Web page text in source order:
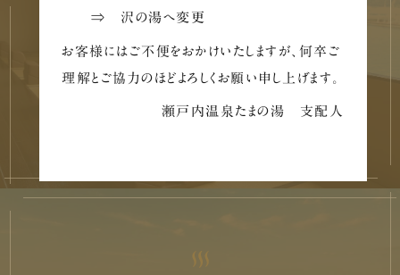
施設を巡る
FACILITY
⇒ 沢の湯へ変更
お客様にはご不便をおかけいたしますが、何卒ご
理解とご協力のほどよろしくお願い申し上げます。
瀬戸内温泉たまの湯 支配人